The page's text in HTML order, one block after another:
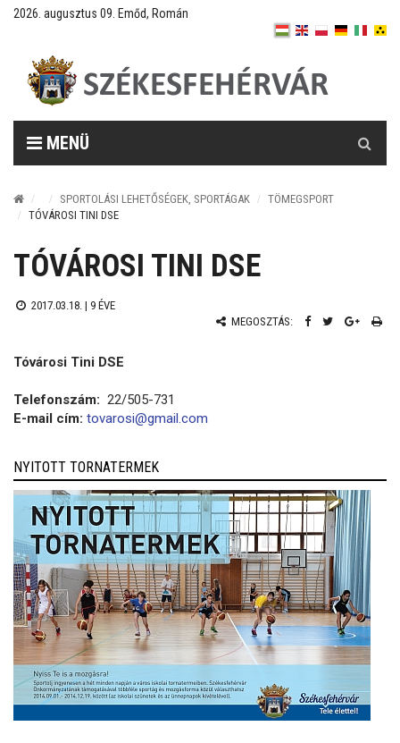
2026. augusztus 09. Emőd, Román
MENÜ
SPORTOLÁSI LEHETŐSÉGEK, SPORTÁGAK
TÖMEGSPORT
TÓVÁROSI TINI DSE
TÓVÁROSI TINI DSE
2017.03.18. | 9 ÉVE
MEGOSZTÁS:
Tóvárosi Tini DSE
Telefonszám: 22/505-731
E-mail cím: tovarosi@gmail.com
NYITOTT TORNATERMEK